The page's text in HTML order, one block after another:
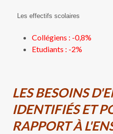
Les effectifs scolaires
Collégiens : -0,8%
Etudiants : -2%
LES BESOINS
IDENTIFIÉS ET
RAPPORT À